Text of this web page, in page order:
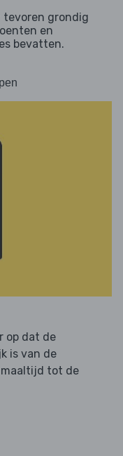
tevoren grondig
en
bevatten.
op dat de
is van de
maaltijd tot de